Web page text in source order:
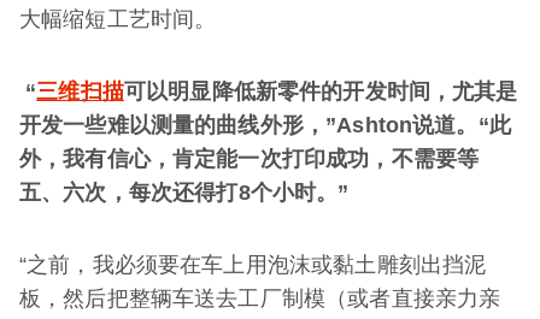
大幅缩短工艺时间。
“三维扫描可以明显降低新零件的开发时间，尤其是
开发一些难以测量的曲线外形， ”Ashton说道。 “此
外，我有信心，肯定能一次打印成功，不需要等
五、六次，每次还得打8个小时。 ”
“之前，我必须要在车上用泡沫或黏土雕刻出挡泥
板，然后把整辆车送去工厂制模（或者直接亲力亲